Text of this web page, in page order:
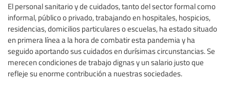
El personal sanitario y de cuidados, tanto del sector formal como
informal, público o privado, trabajando en hospitales, hospicios,
residencias, domicilios particulares o escuelas, ha estado situado
en primera línea a la hora de combatir esta pandemia y ha
seguido aportando sus cuidados en durísimas circunstancias. Se
merecen condiciones de trabajo dignas y un salario justo que
refleje su enorme contribución a nuestras sociedades.